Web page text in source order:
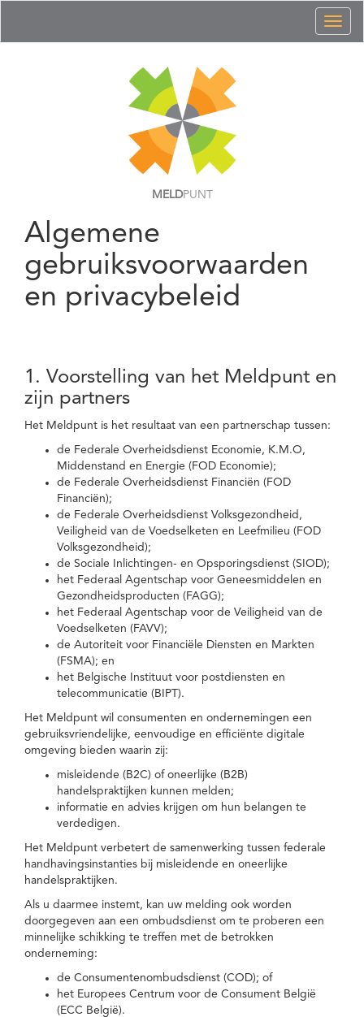
MELDPUNT
Algemene
gebruiksvoorwaarden
en privacybeleid
1. Voorstelling van het Meldpunt en
zijn partners
Het Meldpunt is het resultaat van een partnerschap tussen:
de Federale Overheidsdienst Economie, K.M.O,
Middenstand en Energie (FOD Economie);
de Federale Overheidsdienst Financiën (FOD
Financiën);
de Federale Overheidsdienst Volksgezondheid,
Veiligheid van de Voedselketen en Leefmilieu (FOD
Volksgezondheid);
de Sociale Inlichtingen- en Opsporingsdienst (SIOD);
het Federaal Agentschap voor Geneesmiddelen en
Gezondheidsproducten (FAGG);
het Federaal Agentschap voor de Veiligheid van de
Voedselketen (FAVV);
de Autoriteit voor Financiële Diensten en Markten
(FSMA); en
het Belgische Instituut voor postdiensten en
telecommunicatie (BIPT).
Het Meldpunt wil consumenten en ondernemingen een
gebruiksvriendelijke, eenvoudige en efficiënte digitale
omgeving bieden waarin zij:
misleidende (B2C) of oneerlijke (B2B)
handelspraktijken kunnen melden;
informatie en advies krijgen om hun belangen te
verdedigen.
Het Meldpunt verbetert de samenwerking tussen federale
handhavingsinstanties bij misleidende en oneerlijke
handelspraktijken.
Als u daarmee instemt, kan uw melding ook worden
doorgegeven aan een ombudsdienst om te proberen een
minnelijke schikking te treffen met de betrokken
onderneming:
de Consumentenombudsdienst (COD); of
het Europees Centrum voor de Consument België
(ECC België).